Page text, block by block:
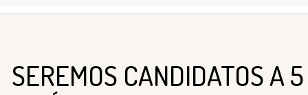
SEREMOS CANDIDATOS A 5